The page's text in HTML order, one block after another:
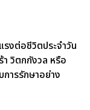
งต่อชีวิตประจำวัน
า วิตกกังวล หรือ
ารรักษาอย่าง